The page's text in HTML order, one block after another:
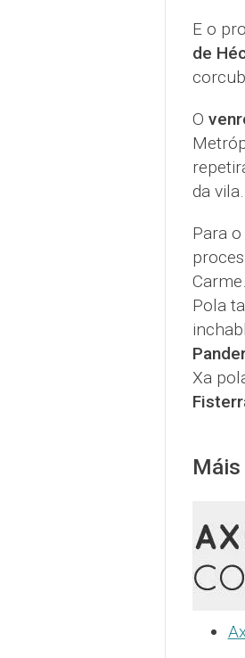
E o
de
O
da vila.
Para o
Pola
Xa